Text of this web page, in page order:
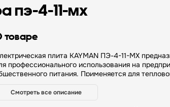
пэ-4-11-мх
товаре
плита KAYMAN ПЭ-4-11-МХ предназначена
профессионального использования на
питания. Применяется для
Электроплита может использоваться как
Смотреть все описание